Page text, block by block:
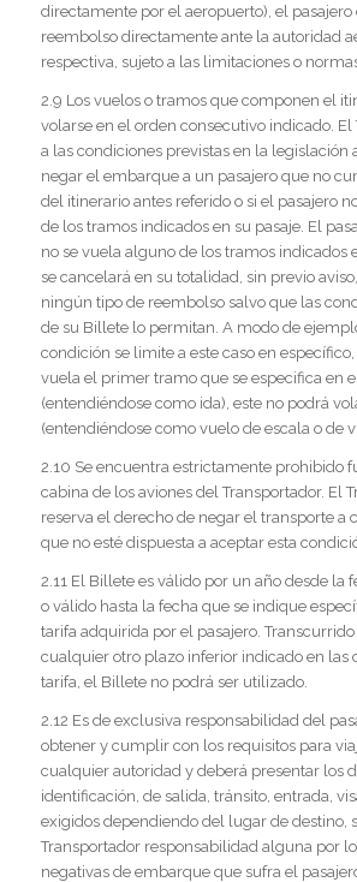
directamente por el aeropuerto), el pasajero
reembolso directamente ante la autoridad
respectiva, sujeto a las limitaciones o
2.9 Los vuelos o tramos que componen el
volarse en el orden consecutivo indicado. El
a las condiciones previstas en la legislación
negar el embarque a un pasajero que no
del itinerario antes referido o si el pasajero
de los tramos indicados en su pasaje. El
no se vuela alguno de los tramos indicados
se cancelará en su totalidad, sin previo
ningún tipo de reembolso salvo que las
de su Billete lo permitan. A modo de
condición se limite a este caso en
vuela el primer tramo que se especifica en
(entendiéndose como ida), este no podrá
(entendiéndose como vuelo de escala o de
2.10 Se encuentra estrictamente prohibido
cabina de los aviones del Transportador. El
reserva el derecho de negar el transporte a
que no esté dispuesta a aceptar esta
2.11 El Billete es válido por un año desde la
o válido hasta la fecha que se indique
tarifa adquirida por el pasajero.
cualquier otro plazo inferior indicado en las
tarifa, el Billete no podrá ser utilizado.
2.12 Es de exclusiva responsabilidad del
obtener y cumplir con los requisitos para
cualquier autoridad y deberá presentar los
identificación, de salida, tránsito, entrada,
exigidos dependiendo del lugar de destino,
Transportador responsabilidad alguna por
negativas de embarque que sufra el